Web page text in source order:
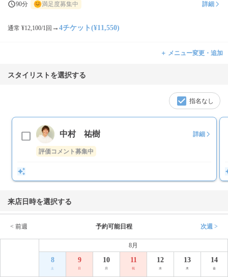
90分 満足度募集中 詳細
通常 ¥12,100/1回 → 4チケット(¥11,550)
＋ メニュー変更・追加
スタイリストを選択する
指名なし
中村 祐樹 詳細
評価コメント募集中
来店日時を選択する
< 前週 予約可能日程 次週 >
8月
8
土
9
日
10
月
11
祝
12
水
13
木
14
金